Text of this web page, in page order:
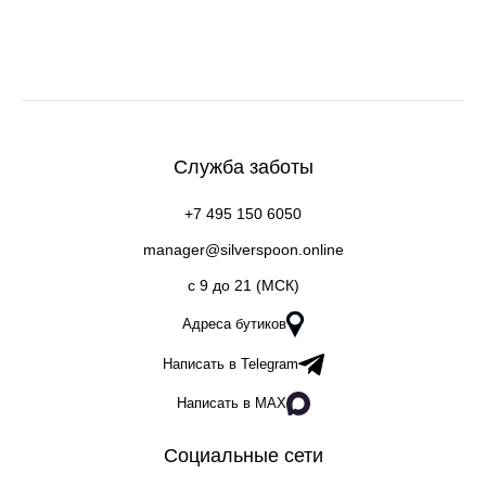
Служба заботы
+7 495 150 6050
manager@silverspoon.online
c 9 до 21 (МСК)
Адреса бутиков
Написать в Telegram
Написать в MAX
Социальные сети